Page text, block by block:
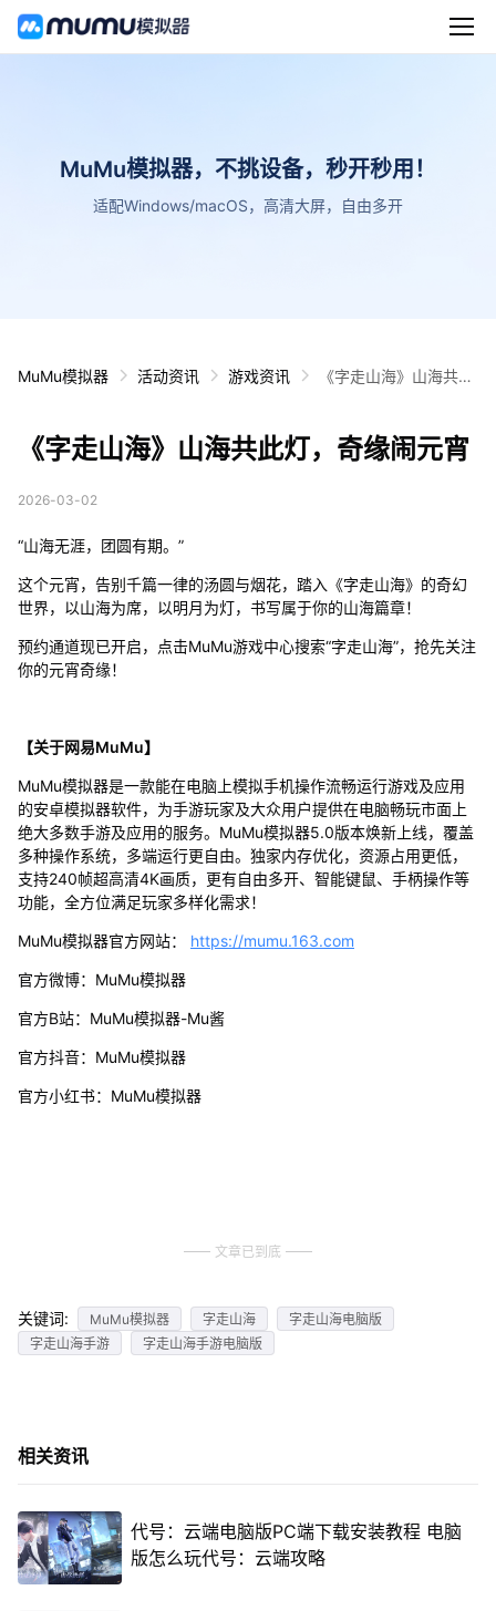
MuMu模拟器，不挑设备，秒开秒用！
适配Windows/macOS，高清大屏，自由多开
MuMu模拟器 活动资讯 游戏资讯
《字走山海》山海共此
《字走山海》山海共此灯，奇缘闹元宵
2026-03-02
“山海无涯，团圆有期。”
这个元宵，告别千篇一律的汤圆与烟花，踏入《字走山海》的奇幻
世界，以山海为席，以明月为灯，书写属于你的山海篇章！
预约通道现已开启，点击MuMu游戏中心搜索“字走山海”，抢先关注
你的元宵奇缘！
【关于网易MuMu】
MuMu模拟器是一款能在电脑上模拟手机操作流畅运行游戏及应用
的安卓模拟器软件，为手游玩家及大众用户提供在电脑畅玩市面上
绝大多数手游及应用的服务。MuMu模拟器5.0版本焕新上线，覆盖
多种操作系统，多端运行更自由。独家内存优化，资源占用更低，
支持240帧超高清4K画质，更有自由多开、智能键鼠、手柄操作等
功能，全方位满足玩家多样化需求！
MuMu模拟器官方网站： https://mumu.163.com
官方微博：MuMu模拟器
官方B站：MuMu模拟器-Mu酱
官方抖音：MuMu模拟器
官方小红书：MuMu模拟器
文章已到底
关键词: MuMu模拟器 字走山海
字走山海电脑版
字走山海手游
字走山海手游电脑版
相关资讯
代号：云端电脑版PC端下载安装教程 电脑
版怎么玩代号：云端攻略